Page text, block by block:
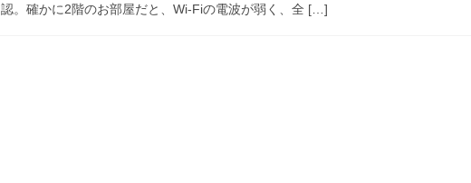
認。確かに2階のお部屋だと、Wi-Fiの電波が弱く、全 […]